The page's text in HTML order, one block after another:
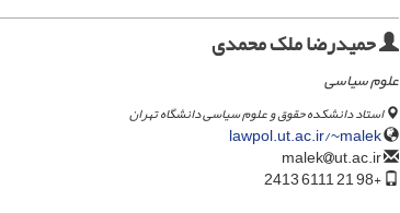
حمیدرضا ملک محمدی
علوم سیاسی
استاد دانشکده حقوق و علوم سیاسی دانشگاه تهران
lawpol.ut.ac.ir/~malek
ut.ac.ir
+98 21 6111 2413